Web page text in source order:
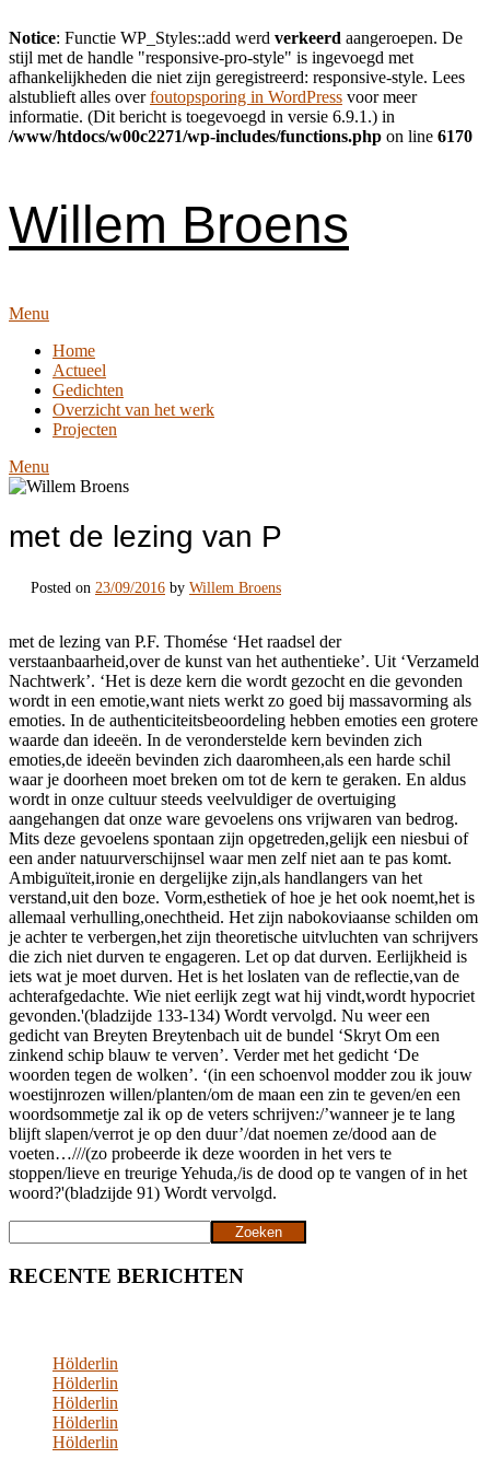
Notice: Functie WP_Styles::add werd verkeerd aangeroepen. De
stijl met de handle "responsive-pro-style" is ingevoegd met
afhankelijkheden die niet zijn geregistreerd: responsive-style. Lees
alstublieft alles overfoutopsporing in WordPress voor meer
informatie. (Dit bericht is toegevoegd in versie 6.9.1.) in
/www/htdocs/w00c2271/wp-includes/functions.php on line 6170
Willem Broens
Menu
Home
Actueel
Gedichten
Overzicht van het werk
Projecten
Menu
met de lezing van P
Posted on 23/09/2016 by Willem Broens
met de lezing van P.F. Thomése ‘Het raadsel der
verstaanbaarheid,over de kunst van het authentieke’. Uit ‘Verzameld
Nachtwerk’. ‘Het is deze kern die wordt gezocht en die gevonden
wordt in een emotie,want niets werkt zo goed bij massavorming als
emoties. In de authenticiteitsbeoordeling hebben emoties een grotere
waarde dan ideeën. In de veronderstelde kern bevinden zich
emoties,de ideeën bevinden zich daaromheen,als een harde schil
waar je doorheen moet breken om tot de kern te geraken. En aldus
wordt in onze cultuur steeds veelvuldiger de overtuiging
aangehangen dat onze ware gevoelens ons vrijwaren van bedrog.
Mits deze gevoelens spontaan zijn opgetreden,gelijk een niesbui of
een ander natuurverschijnsel waar men zelf niet aan te pas komt.
Ambiguïteit,ironie en dergelijke zijn,als handlangers van het
verstand,uit den boze. Vorm,esthetiek of hoe je het ook noemt,het is
allemaal verhulling,onechtheid. Het zijn nabokoviaanse schilden om
je achter te verbergen,het zijn theoretische uitvluchten van schrijvers
die zich niet durven te engageren. Let op dat durven. Eerlijkheid is
iets wat je moet durven. Het is het loslaten van de reflectie,van de
achterafgedachte. Wie niet eerlijk zegt wat hij vindt,wordt hypocriet
gevonden.'(bladzijde 133-134) Wordt vervolgd. Nu weer een
gedicht van Breyten Breytenbach uit de bundel ‘Skryt Om een
zinkend schip blauw te verven’. Verder met het gedicht ‘De
woorden tegen de wolken’. ‘(in een schoenvol modder zou ik jouw
woestijnrozen willen/planten/om de maan een zin te geven/en een
woordsommetje zal ik op de veters schrijven:/’wanneer je te lang
blijft slapen/verrot je op den duur’/dat noemen ze/dood aan de
voeten…///(zo probeerde ik deze woorden in het vers te
stoppen/lieve en treurige Yehuda,/is de dood op te vangen of in het
woord?'(bladzijde 91) Wordt vervolgd.
Zoeken
RECENTE BERICHTEN
Hölderlin
Hölderlin
Hölderlin
Hölderlin
Hölderlin